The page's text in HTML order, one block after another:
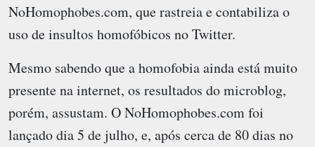
NoHomophobes.com, que rastreia e contabiliza o
uso de insultos homofóbicos no Twitter.
Mesmo sabendo que a homofobia ainda está muito
presente na internet, os resultados do microblog,
porém, assustam. O NoHomophobes.com foi
lançado dia 5 de julho, e, após cerca de 80 dias no